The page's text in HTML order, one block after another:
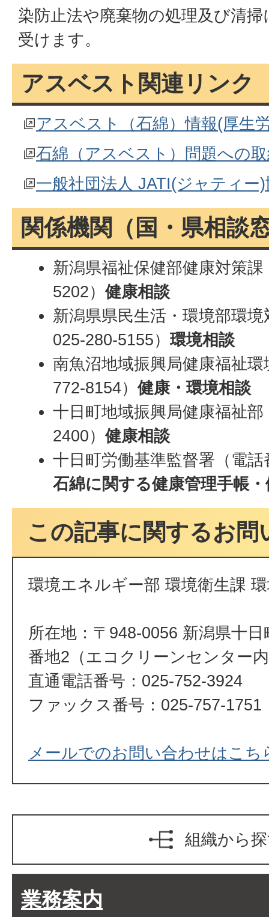
染防止法や廃棄物の処理及び清
受けます。
アスベスト関連リンク
アスベスト（石綿）情報(厚生
石綿（アスベスト）問題への
一般社団法人 JATI(ジャティー
関係機関（国・県相談
新潟県福祉保健部健康対策
5202）健康相談
新潟県県民生活・環境部環
025-280-5155）環境相談
南魚沼地域振興局健康福祉
772-8154）健康・環境相談
十日町地域振興局健康福祉
2400）健康相談
十日町労働基準監督署（電
石綿に関する健康管理手帳
この記事に関するお問
環境エネルギー部 環境衛生課
所在地：〒948-0056 新潟県十
番地2（エコクリーンセンター
直通電話番号：025-752-3924
ファックス番号：025-757-1751
メールでのお問い合わせはこち
組織から
業務案内